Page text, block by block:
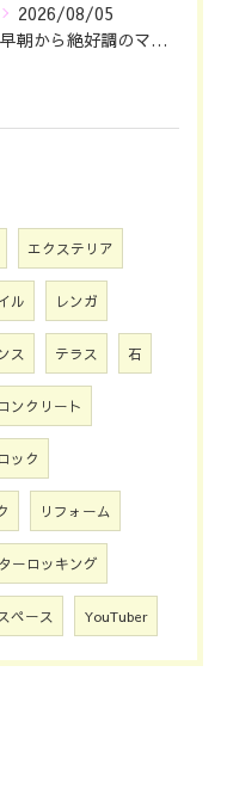
2026/08/05
早朝から絶好調のマツジン社長でございます✌️😁
エクステリア
ル レンガ
ス テラス 石
ンクリート
ック
リフォーム
ーロッキング
ペース YouTuber